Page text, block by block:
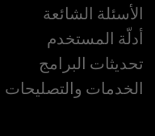
الأسئلة الشائعة
أدلّة المستخدم
تحديثات البرامج
الخدمات والتصليحات